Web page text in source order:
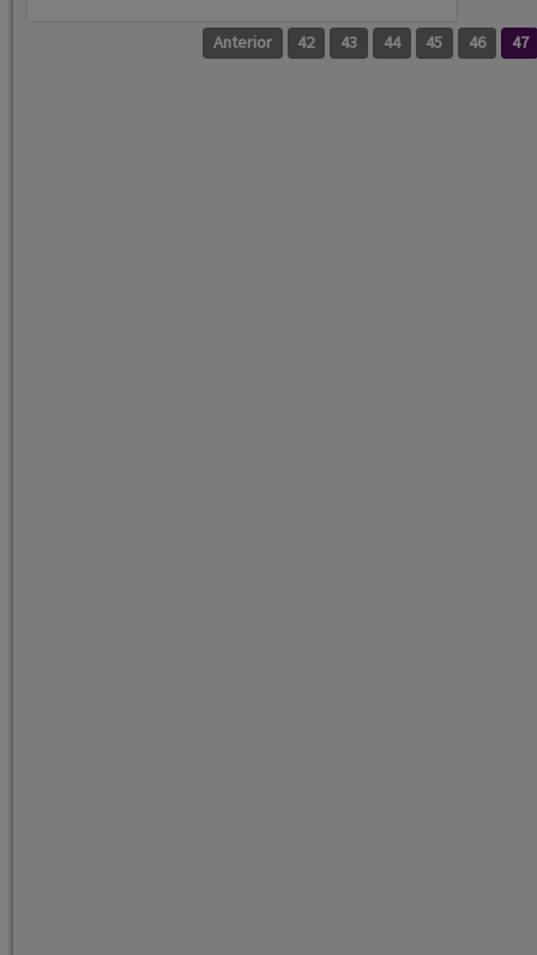
Anterior 42 43 44 45 46 47